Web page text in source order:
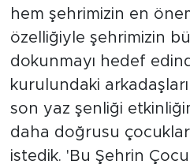
hem şehrimizin en
özelliğiyle şehrimizin
dokunmayı hedef
kurulundaki
son yaz şenliği
daha doğrusu
istedik. 'Bu Şehrin